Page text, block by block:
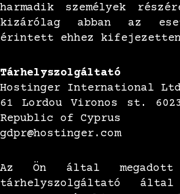
harmadik személyek
kizárólag abban az
érintett ehhez
Tárhelyszolgáltató
Hostinger International
61 Lordou Vironos st.
Republic of Cyprus
gdpr@hostinger.com
Az Ön által
tárhelyszolgáltató által